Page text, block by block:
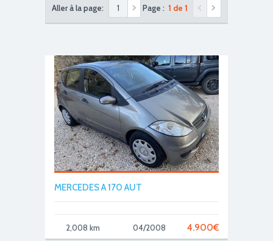
Aller à la page: Page : 1 de 1
MERCEDES A 170 AUT
4.900€
2,008 km 04/2008